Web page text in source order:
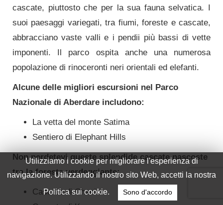
cascate, piuttosto che per la sua fauna selvatica. I
suoi paesaggi variegati, tra fiumi, foreste e cascate,
abbracciano vaste valli e i pendii più bassi di vette
imponenti. Il parco ospita anche una numerosa
popolazione di rinoceronti neri orientali ed elefanti.
Alcune delle migliori escursioni nel Parco
Nazionale di Aberdare includono:
La vetta del monte Satima
Sentiero di Elephant Hills
Non perdetevi queste splendide cascate nascoste
tra la foresta verdeggiante:
Cascate di Chania
Utilizziamo i cookie per migliorare l'esperienza di
navigazione. Utilizzando il nostro sito Web, accetti la nostra
Politica sui cookie.
Sono d'accordo